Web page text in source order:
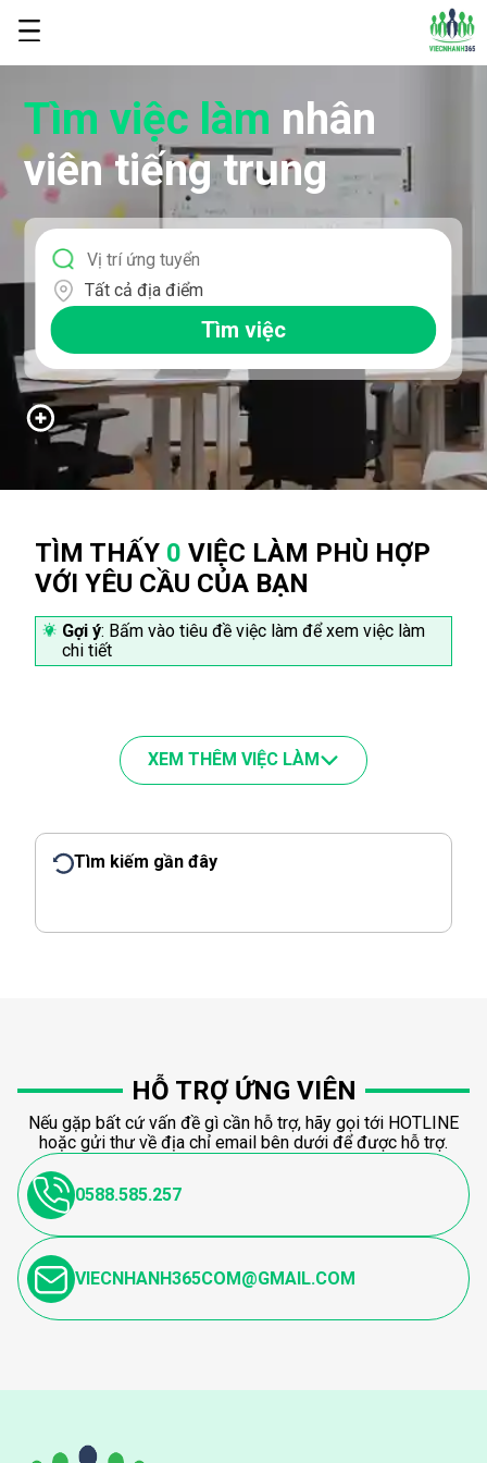
Tìm việc làm nhân
viên tiếng trung
Tất cả địa điểm
Tìm việc
TÌM THẤY 0 VIỆC LÀM PHÙ HỢP
VỚI YÊU CẦU CỦA BẠN
Gợi ý: Bấm vào tiêu đề việc làm để xem việc làm
chi tiết
XEM THÊM VIỆC LÀM
Tìm kiếm gần đây
HỖ TRỢ ỨNG VIÊN
Nếu gặp bất cứ vấn đề gì cần hỗ trợ, hãy gọi tới HOTLINE
hoặc gửi thư về địa chỉ email bên dưới để được hỗ trợ.
0588.585.257
VIECNHANH365COM@GMAIL.COM